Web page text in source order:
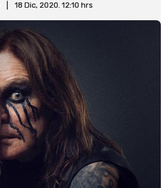
18 Dic, 2020. 12:10 hrs